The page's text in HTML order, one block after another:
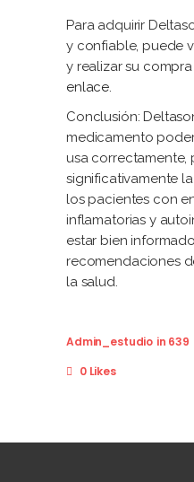
Para adquirir
y confiable, puede
y realizar su
enlace.
Conclusión:
medicamento
usa correctamente,
significativamente
los pacientes con
inflamatorias y
estar bien
recomendaciones
la salud.
Admin_estudio in 639
0 Likes